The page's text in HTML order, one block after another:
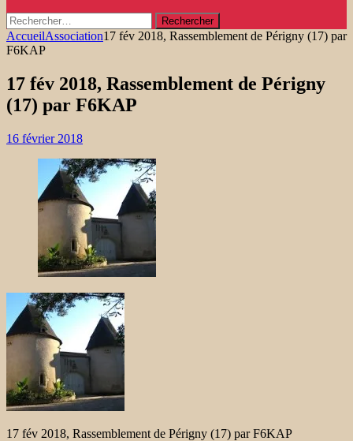
Rechercher :
AccueilAssociation17 fév 2018, Rassemblement de Périgny (17) par
F6KAP
17 fév 2018, Rassemblement de Périgny
(17) par F6KAP
16 février 2018
17 fév 2018, Rassemblement de Périgny (17) par F6KAP